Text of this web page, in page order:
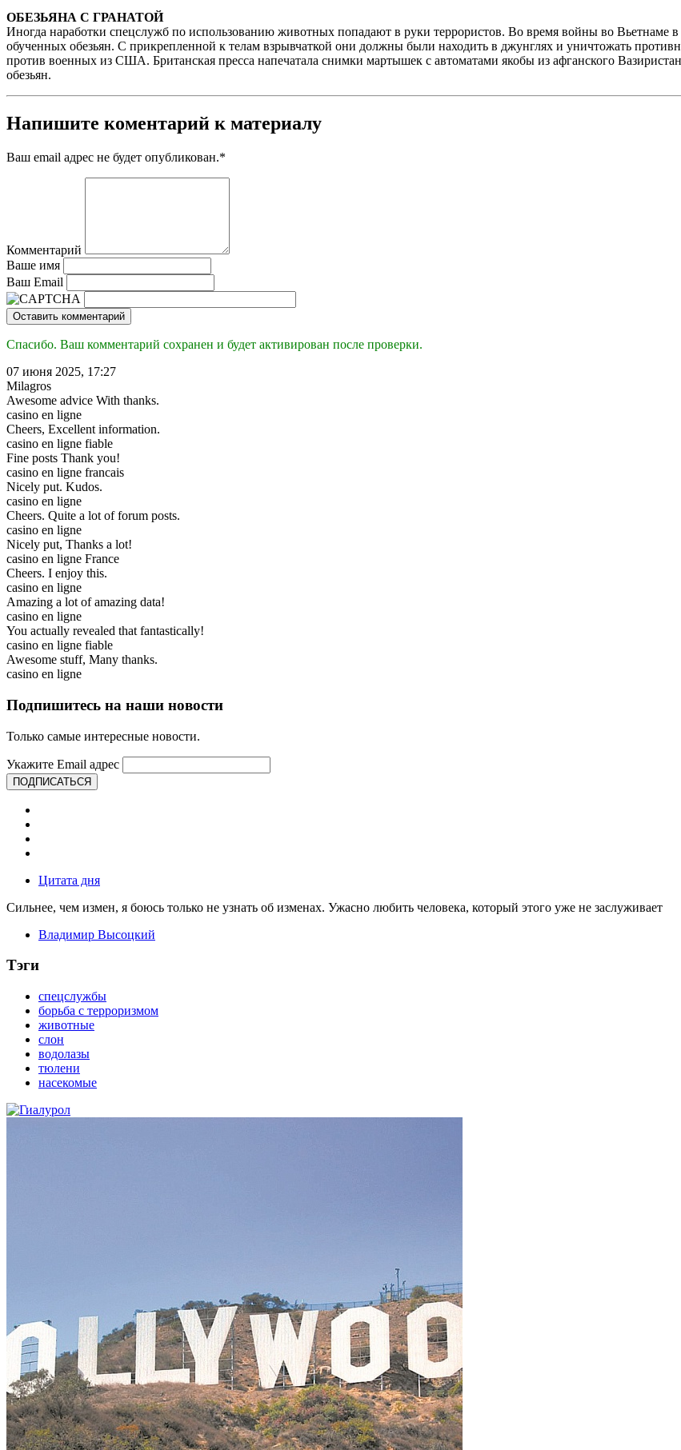
ОБЕЗЬЯНА С ГРАНАТОЙ
Иногда наработки спецслужб по использованию животных попадают в руки террористов. Во время войны во Вьетнаме
обученных обезьян. С прикрепленной к телам взрывчаткой они должны были находить в джунглях и уничтожать
против военных из США. Британская пресса напечатала снимки мартышек с автоматами якобы из афганского
обезьян.
Напишите коментарий к материалу
Ваш email адрес не будет опубликован.*
Комментарий
Ваше имя
Ваш Email
Оставить комментарий
Спасибо. Ваш комментарий сохранен и будет активирован после проверки.
07 июня 2025, 17:27
Milagros
Awesome advice With thanks.
casino en ligne
Cheers, Excellent information.
casino en ligne fiable
Fine posts Thank you!
casino en ligne francais
Nicely put. Kudos.
casino en ligne
Cheers. Quite a lot of forum posts.
casino en ligne
Nicely put, Thanks a lot!
casino en ligne France
Cheers. I enjoy this.
casino en ligne
Amazing a lot of amazing data!
casino en ligne
You actually revealed that fantastically!
casino en ligne fiable
Awesome stuff, Many thanks.
casino en ligne
Подпишитесь на наши новости
Только самые интересные новости.
Укажите Email адрес
ПОДПИСАТЬСЯ
Цитата дня
Сильнее, чем измен, я боюсь только не узнать об изменах. Ужасно любить человека, который этого уже не заслуживает
Владимир Высоцкий
Тэги
спецслужбы
борьба с терроризмом
животные
слон
водолазы
тюлени
насекомые